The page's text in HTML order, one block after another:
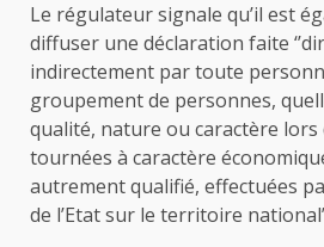
Le régulateur signale qu’il est
diffuser une déclaration faite
indirectement par toute
groupement de personnes,
qualité, nature ou caractère lors
tournées à caractère
autrement qualifié, effectuées
de l’Etat sur le territoire